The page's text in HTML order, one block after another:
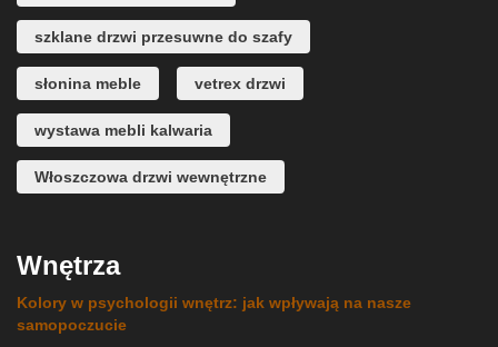
szklane drzwi przesuwne do szafy
słonina meble vetrex drzwi
wystawa mebli kalwaria
Włoszczowa drzwi wewnętrzne
Wnętrza
Kolory w psychologii wnętrz: jak wpływają na nasze
samopoczucie